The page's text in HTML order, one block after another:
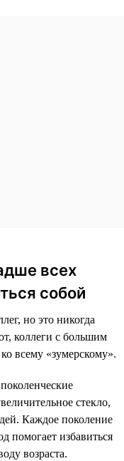
всех
собой
но это никогда
коллеги с большим
всему «зумерскому».
стекло,
Каждое поколение
помогает избавиться
возраста.